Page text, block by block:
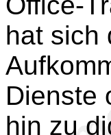
hat sich
Dienste
hin zu